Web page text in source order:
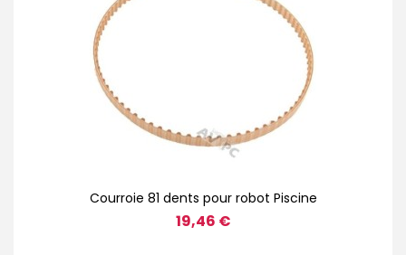
Courroie 81 dents pour robot Piscine
19,46 €